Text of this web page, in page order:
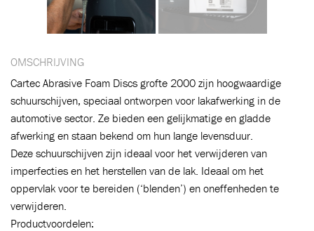
OMSCHRIJVING
Cartec Abrasive Foam Discs grofte 2000 zijn hoogwaardige
schuurschijven, speciaal ontworpen voor lakafwerking in de
automotive sector. Ze bieden een gelijkmatige en gladde
afwerking en staan bekend om hun lange levensduur.
Deze schuurschijven zijn ideaal voor het verwijderen van
imperfecties en het herstellen van de lak. Ideaal om het
oppervlak voor te bereiden (‘blenden’) en oneffenheden te
verwijderen.
Productvoordelen: